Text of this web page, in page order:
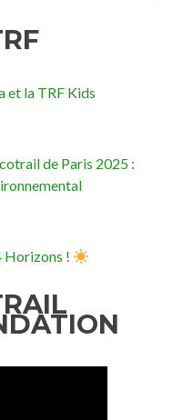
et la TRF Kids
de Paris 2025 :
Horizons !